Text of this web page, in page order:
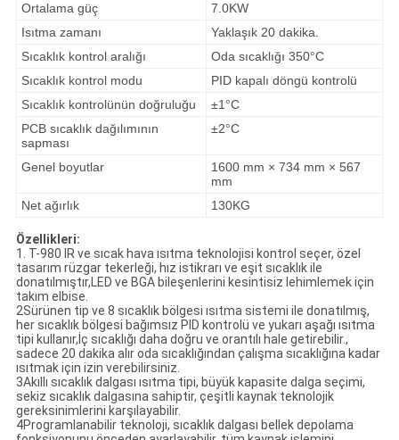
Ortalama güç
7.0KW
Isıtma zamanı
Yaklaşık 20 dakika.
Sıcaklık kontrol aralığı
Oda sıcaklığı 350°C
Sıcaklık kontrol modu
PID kapalı döngü kontrolü
Sıcaklık kontrolünün doğruluğu
±1°C
PCB sıcaklık dağılımının
sapması
±2°C
Genel boyutlar
1600 mm × 734 mm × 567
mm
Net ağırlık
130KG
Özellikleri:
1. T-980 IR ve sıcak hava ısıtma teknolojisi kontrol seçer, özel
tasarım rüzgar tekerleği, hız istikrarı ve eşit sıcaklık ile
donatılmıştır,LED ve BGA bileşenlerini kesintisiz lehimlemek için
takım elbise.
2Sürünen tip ve 8 sıcaklık bölgesi ısıtma sistemi ile donatılmış,
her sıcaklık bölgesi bağımsız PID kontrolü ve yukarı aşağı ısıtma
tipi kullanır,İç sıcaklığı daha doğru ve orantılı hale getirebilir.,
sadece 20 dakika alır oda sıcaklığından çalışma sıcaklığına kadar
ısıtmak için izin verebilirsiniz.
3Akıllı sıcaklık dalgası ısıtma tipi, büyük kapasite dalga seçimi,
sekiz sıcaklık dalgasına sahiptir, çeşitli kaynak teknolojik
gereksinimlerini karşılayabilir.
4Programlanabilir teknoloji, sıcaklık dalgası bellek depolama